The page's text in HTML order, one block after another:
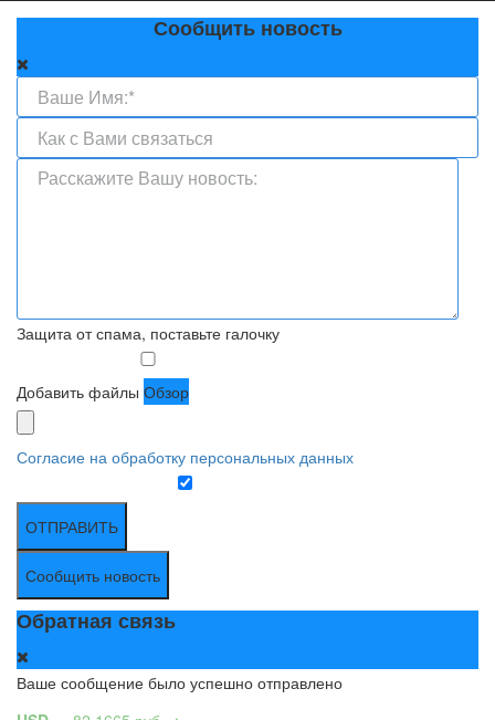
Сообщить новость
Защита от спама, поставьте галочку
Добавить файлы Обзор
Согласие на обработку персональных данных
ОТПРАВИТЬ
Сообщить новость
Обратная связь
Ваше сообщение было успешно отправлено